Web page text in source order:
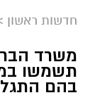
חדשות ראשון
משרד
תשמשו
בהם